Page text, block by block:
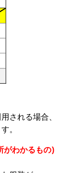
される場合、
。
がわかるもの)